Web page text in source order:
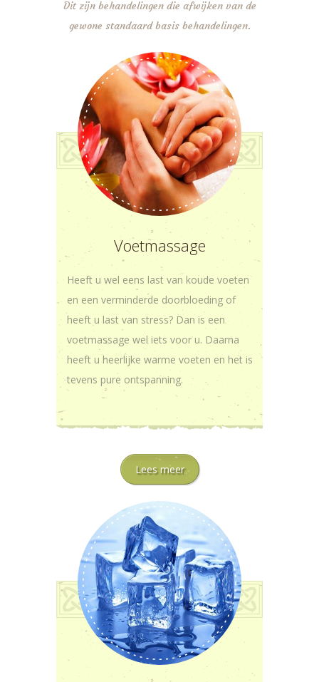
Dit zijn behandelingen die afwijken van de
gewone standaard basis behandelingen.
Voetmassage
Heeft u wel eens last van koude voeten
en een verminderde doorbloeding of
heeft u last van stress? Dan is een
voetmassage wel iets voor u. Daarna
heeft u heerlijke warme voeten en het is
tevens pure ontspanning.
Lees meer